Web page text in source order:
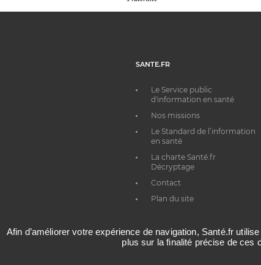
SANTE.FR
Le Service public
d'information en santé
Nos missions
Le Standard de l’information
en santé
La charte Santé.fr
Décryptage
Contact
Plan du site
Afin d’améliorer votre expérience de navigation, Santé.fr
plus sur la finalité précise de ces